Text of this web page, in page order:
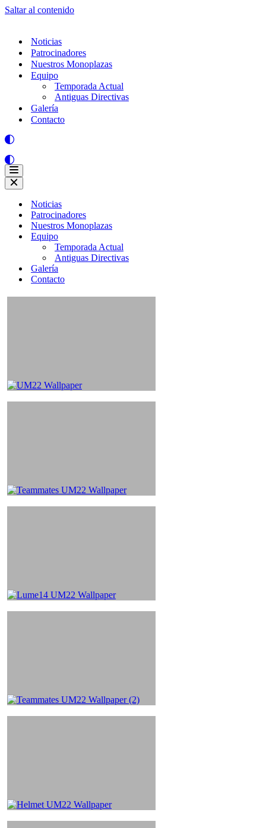
Saltar al contenido
Noticias
Patrocinadores
Nuestros Monoplazas
Equipo
Temporada Actual
Antiguas Directivas
Galería
Contacto
Menú
de
Menú
navegación
Noticias
Patrocinadores
Nuestros Monoplazas
Equipo
Temporada Actual
Antiguas Directivas
Galería
Contacto